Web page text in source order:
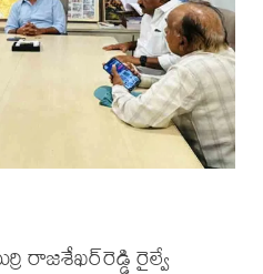
రాజశేఖర్‌రెడ్డి రైల్వే